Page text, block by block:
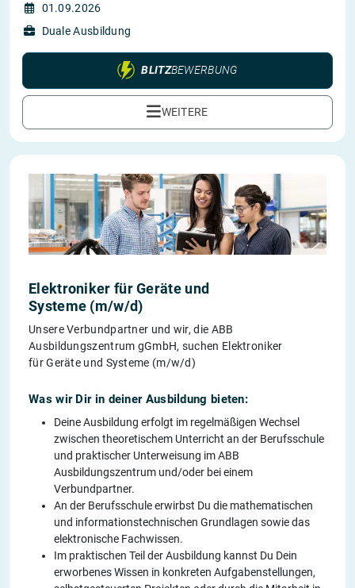
01.09.2026
Duale Ausbildung
BLITZBEWERBUNG
WEITERE
Elektroniker für Geräte und
Systeme (m/w/d)
Unsere Verbundpartner und wir, die ABB
Ausbildungszentrum gGmbH, suchen Elektroniker
für Geräte und Systeme (m/w/d)
Was wir Dir in deiner Ausbildung bieten:
Deine Ausbildung erfolgt im regelmäßigen Wechsel
zwischen theoretischem Unterricht an der Berufsschule
und praktischer Unterweisung im ABB
Ausbildungszentrum und/oder bei einem
Verbundpartner.
An der Berufsschule erwirbst Du die mathematischen
und informationstechnischen Grundlagen sowie das
elektronische Fachwissen.
Im praktischen Teil der Ausbildung kannst Du Dein
erworbenes Wissen in konkreten Aufgabenstellungen,